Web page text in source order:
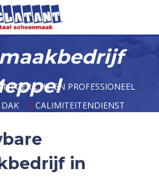
Over ons
Diensten EN PROFESSIONEEL
CALIMITEITENDIENST
in